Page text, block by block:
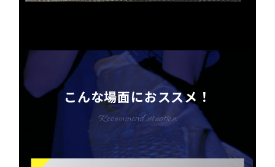
こんな場面におススメ！
Recommend situation